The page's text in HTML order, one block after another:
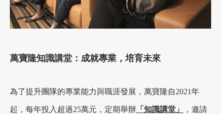
萬寶隆知識講堂：成就專業，培育未來
為了提升團隊的專業能力與職涯發展，萬寶隆自2021年
起，每年投入超過25萬元，定期舉辦 「知識講堂」 ，邀請